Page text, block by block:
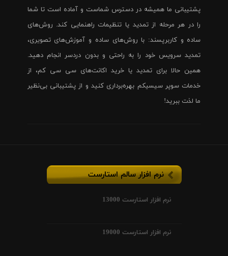
پشتیبانی ما همیشه در دسترس شماست و آماده است تا شما
را در هر مرحله از تمدید یا تنظیمات راهنمایی کند. روش‌های
ساده و کاربرپسند: با روش‌های ساده و آموزش‌های تصویری،
تمدید سرویس خود را به راحتی و بدون دردسر انجام دهید.
همین حالا برای تمدید یا خرید اکانت‌های سی سی کم، از
خدمات سوپر سیسیکم بهره‌برداری کنید و از پشتیبانی بی‌نظیر
ما لذت ببرید!
نرم افزار سالم استارست
نرم افزار استارست 13000
نرم افزار استارست 19000